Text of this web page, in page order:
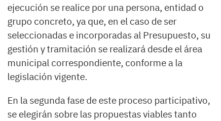
ejecución se realice por una persona, entidad o
grupo concreto, ya que, en el caso de ser
seleccionadas e incorporadas al Presupuesto, su
gestión y tramitación se realizará desde el área
municipal correspondiente, conforme a la
legislación vigente.
En la segunda fase de este proceso participativo,
se elegirán sobre las propuestas viables tanto